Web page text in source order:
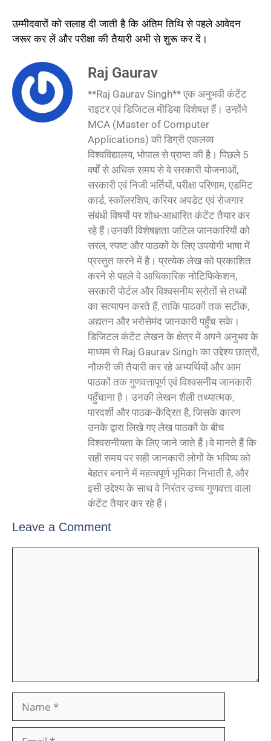
उम्मीदवारों को सलाह दी जाती है कि अंतिम तिथि से पहले आवेदन
जरूर कर लें और परीक्षा की तैयारी अभी से शुरू कर दें।
Raj Gaurav
**Raj Gaurav Singh** एक अनुभवी कंटेंट
राइटर एवं डिजिटल मीडिया विशेषज्ञ हैं। उन्होंने
MCA (Master of Computer
Applications) की डिग्री एकलव्य
विश्वविद्यालय, भोपाल से प्राप्त की है। पिछले 5
वर्षों से अधिक समय से वे सरकारी योजनाओं,
सरकारी एवं निजी भर्तियों, परीक्षा परिणाम, एडमिट
कार्ड, स्कॉलरशिप, करियर अपडेट एवं रोजगार
संबंधी विषयों पर शोध-आधारित कंटेंट तैयार कर
रहे हैं।उनकी विशेषज्ञता जटिल जानकारियों को
सरल, स्पष्ट और पाठकों के लिए उपयोगी भाषा में
प्रस्तुत करने में है। प्रत्येक लेख को प्रकाशित
करने से पहले वे आधिकारिक नोटिफिकेशन,
सरकारी पोर्टल और विश्वसनीय स्रोतों से तथ्यों
का सत्यापन करते हैं, ताकि पाठकों तक सटीक,
अद्यतन और भरोसेमंद जानकारी पहुँच सके।
डिजिटल कंटेंट लेखन के क्षेत्र में अपने अनुभव के
माध्यम से Raj Gaurav Singh का उद्देश्य छात्रों,
नौकरी की तैयारी कर रहे अभ्यर्थियों और आम
पाठकों तक गुणवत्तापूर्ण एवं विश्वसनीय जानकारी
पहुँचाना है। उनकी लेखन शैली तथ्यात्मक,
पारदर्शी और पाठक-केंद्रित है, जिसके कारण
उनके द्वारा लिखे गए लेख पाठकों के बीच
विश्वसनीयता के लिए जाने जाते हैं।वे मानते हैं कि
सही समय पर सही जानकारी लोगों के भविष्य को
बेहतर बनाने में महत्वपूर्ण भूमिका निभाती है, और
इसी उद्देश्य के साथ वे निरंतर उच्च गुणवत्ता वाला
कंटेंट तैयार कर रहे हैं।
Leave a Comment